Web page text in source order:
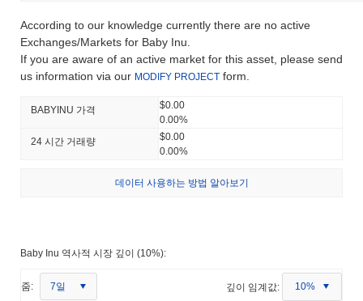
According to our knowledge currently there are no active
Exchanges/Markets for Baby Inu.
If you are aware of an active market for this asset, please send
us information via our MODIFY PROJECT form.
BABYINU 가격
$0.00
0.00%
24 시간 거래량
$0.00
0.00%
데이터 사용하는 방법 알아보기
Baby Inu 역사적 시장 깊이 (10%):
줌: 7일 깊이 임계값: 10%